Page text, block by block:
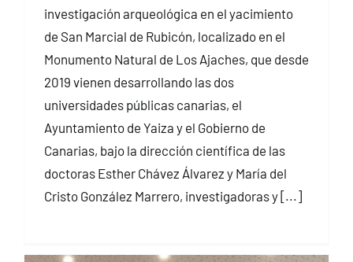
investigación arqueológica en el yacimiento
de San Marcial de Rubicón, localizado en el
Monumento Natural de Los Ajaches, que desde
2019 vienen desarrollando las dos
universidades públicas canarias, el
Ayuntamiento de Yaiza y el Gobierno de
Canarias, bajo la dirección científica de las
doctoras Esther Chávez Álvarez y María del
Cristo González Marrero, investigadoras y [...]